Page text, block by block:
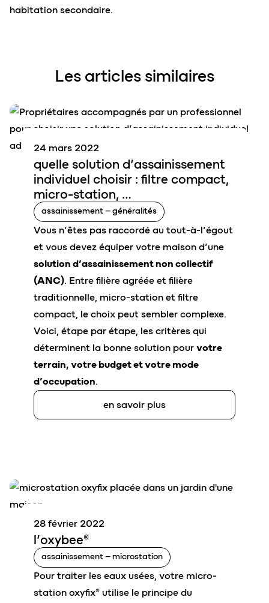
habitation secondaire.
Les articles similaires
quelle solution d’assainissement
individuel choisir : filtre compact,
micro-station, …
24 mars 2022
assainissement – généralités
Vous n’êtes pas raccordé au tout-à-l’égout
et vous devez équiper votre maison d’une
solution d’assainissement non collectif
(ANC). Entre filière agréée et filière
traditionnelle, micro-station et filtre
compact, le choix peut sembler complexe.
Voici, étape par étape, les critères qui
déterminent la bonne solution pour votre
terrain, votre budget et votre mode
d’occupation.
en savoir plus
l’oxybee®
28 février 2022
assainissement – microstation
Pour traiter les eaux usées, votre micro-
station oxyfix® utilise le principe du